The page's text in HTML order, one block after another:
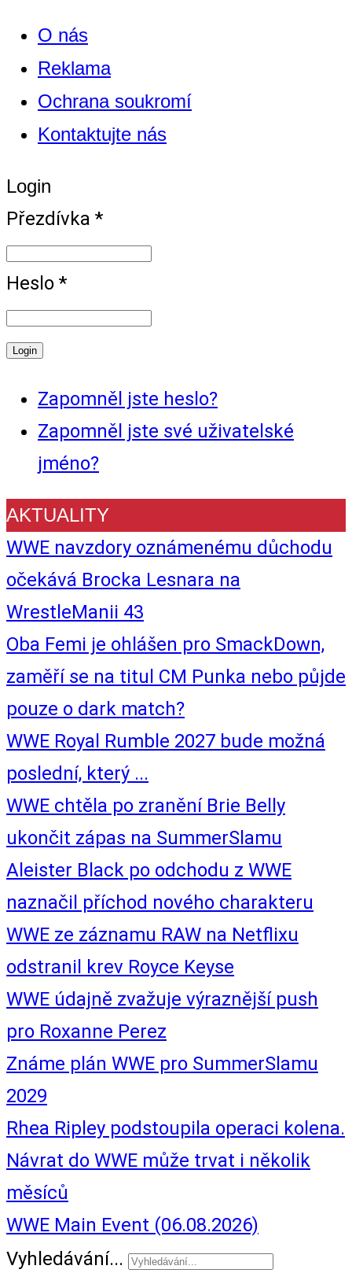
O nás
Reklama
Ochrana soukromí
Kontaktujte nás
Login
Přezdívka *
Heslo *
Zapomněl jste heslo?
Zapomněl jste své uživatelské
jméno?
AKTUALITY
WWE navzdory oznámenému důchodu
očekává Brocka Lesnara na
WrestleManii 43
Oba Femi je ohlášen pro SmackDown,
zaměří se na titul CM Punka nebo půjde
pouze o dark match?
WWE Royal Rumble 2027 bude možná
poslední, který ...
WWE chtěla po zranění Brie Belly
ukončit zápas na SummerSlamu
Aleister Black po odchodu z WWE
naznačil příchod nového charakteru
WWE ze záznamu RAW na Netflixu
odstranil krev Royce Keyse
WWE údajně zvažuje výraznější push
pro Roxanne Perez
Známe plán WWE pro SummerSlamu
2029
Rhea Ripley podstoupila operaci kolena.
Návrat do WWE může trvat i několik
měsíců
WWE Main Event (06.08.2026)
Vyhledávání...